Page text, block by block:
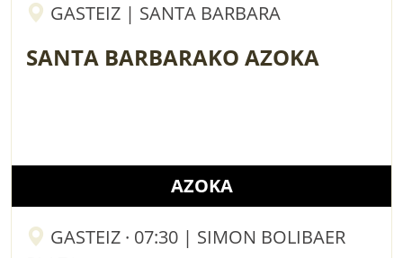
GASTEIZ | SANTA BARBARA
SANTA BARBARAKO AZOKA
AZOKA
GASTEIZ · 07:30 | SIMON BOLIBAER